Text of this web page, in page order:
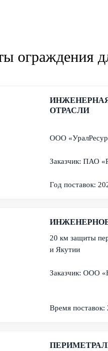
ограждения
ОТРАСЛИ
ООО
Заказчик: ПАО
Год поставок:
20 км защиты
и Якутии
Заказчик: ООО
Время поставок: